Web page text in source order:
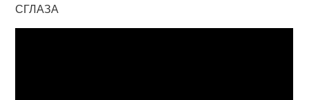
СГЛАЗА